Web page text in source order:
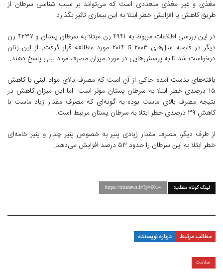
مغذی و غیر مغذی متعددی است که می‌تواند بر سبب شناسی سرطان از
طریق کاهش یا افزایش خطر ابتلا به این بیماری تاثیر بگذارد.
در این بررسی اطلاعات مربوط به ۴۹۴۱ زن مبتلا به سرطان پستان و ۴۲۳۷ زن
دیگر در فاصله‌ سال‌های ۲۰۰۳ تا ۲۰۱۴ مورد مطالعه قرار گرفت. از این زنان
درخواست شد تا به پرسش‌هایی در مورد میزان مصرف مواد لبنی پاسخ دهند.
یافته‌های بدست آمده حاکی از آن است که مصرف بالای مواد لبنی با کاهش
۱۵ درصدی خطر ابتلا به سرطان پستان موثر است. اما این میزان کاهش در
نتیجه مصرف بالای ماست بوده به گونه‌ای که مصرف مقدار زیاد ماست با
کاهش ۳۹ درصدی خطر ابتلا به سرطان پستان مرتبط است.
از طرف دیگر، مصرف مقدار زیادی پنیر به خصوص پنیر چدار و پنیر خامه‌ای
خطر ابتلا به این سرطان را حدود ۵۳ درصد افزایش می‌دهد.
لینک کوتاه مطلب: https://tritanews.ir/?p=6014
مطالب مرتبط درباره نویسنده
سلامت